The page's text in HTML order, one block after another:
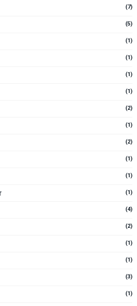
(7)
(5)
(1)
(1)
(1)
(1)
(2)
(1)
(2)
(1)
(1)
(1)
(4)
(2)
(1)
(1)
(3)
(1)